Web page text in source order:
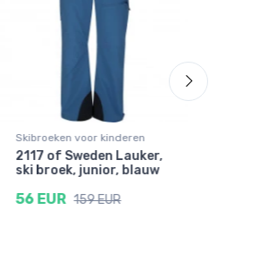
Skibroeken voor kinderen
2117 of Sweden Lauker,
ski broek, junior, blauw
56 EUR 159 EUR